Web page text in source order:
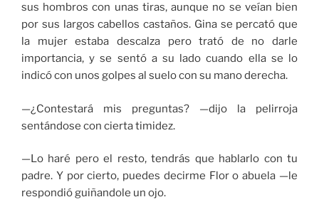
sus hombros con unas tiras, aunque no se veían bien
por sus largos cabellos castaños. Gina se percató que
la mujer estaba descalza pero trató de no darle
importancia, y se sentó a su lado cuando ella se lo
indicó con unos golpes al suelo con su mano derecha.
—¿Contestará mis preguntas? —dijo la pelirroja
sentándose con cierta timidez.
—Lo haré pero el resto, tendrás que hablarlo con tu
padre. Y por cierto, puedes decirme Flor o abuela —le
respondió guiñandole un ojo.